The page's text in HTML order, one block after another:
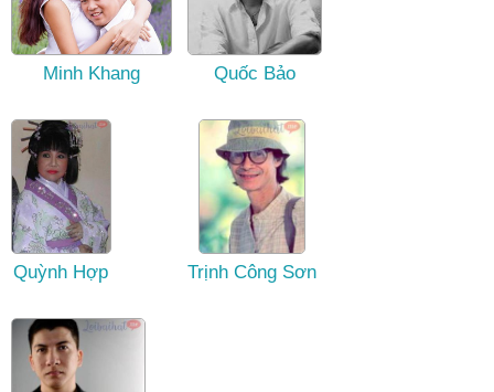
Minh Khang Quốc Bảo
Quỳnh Hợp Trịnh Công Sơn